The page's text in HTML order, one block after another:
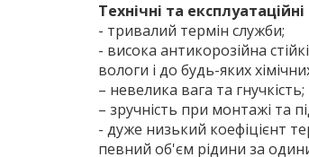
Технічні та
- тривалий термін служби;
- висока антикорозійна
вологи і до будь-яких
– невелика вага та гнучкість;
– зручність при монтажі та
- дуже низький коефіцієнт
певний об'єм рідини за